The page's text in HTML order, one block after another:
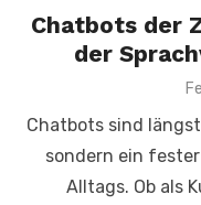
Chatbots der
der
Chatbots sind
sondern ein
Alltags. Ob als